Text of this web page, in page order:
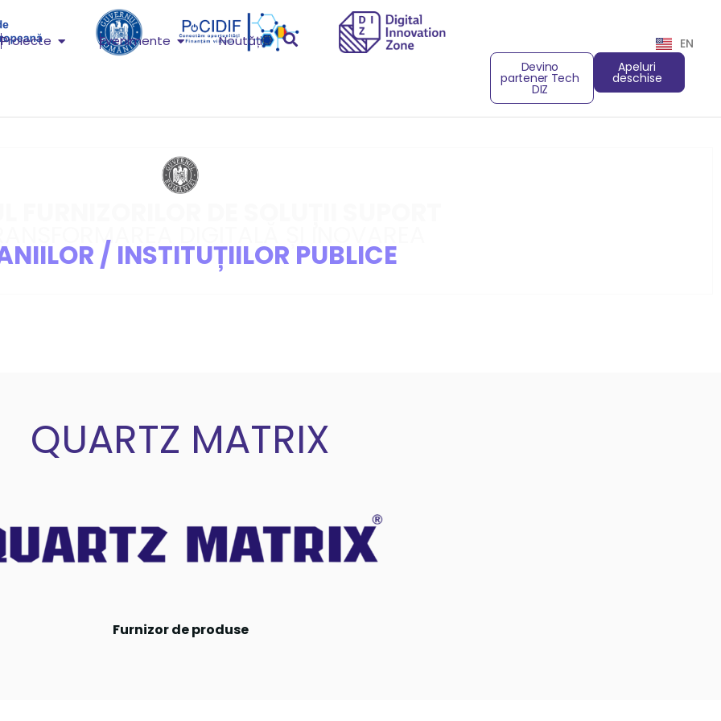
Proiecte Evenimente Noutăți
EN
Devino
partener Tech
DIZ
Apeluri
deschise
DIGITALĂ ȘI INOVAREA
/ INSTITUȚIILOR PUBLICE
QUARTZ MATRIX
Furnizor de produse